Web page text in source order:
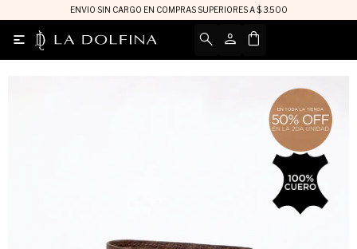
ENVIO SIN CARGO EN COMPRAS SUPERIORES A $ 3.500
